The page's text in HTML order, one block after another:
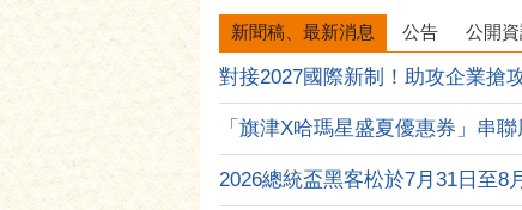
新聞稿、最新消息 公告 公開
對接2027國際新制！助攻企業搶
「旗津X哈瑪星盛夏優惠券」串
2026總統盃黑客松於7月31日至8